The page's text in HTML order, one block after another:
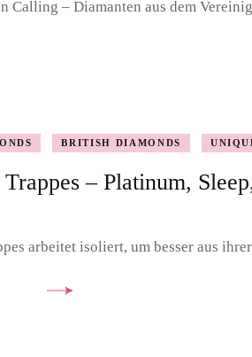
BRITISH
NASHVILLE
PORTRAIT
Calling – Diamanten aus dem
BRITISH DIAMONDS
Trappes – Platinum,
arbeitet isoliert, um besser aus